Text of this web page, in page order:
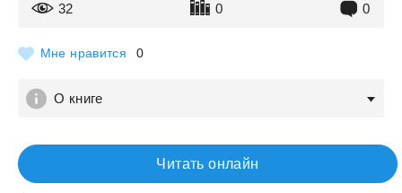
32 0 0
Мне нравится 0
О книге
Читать онлайн